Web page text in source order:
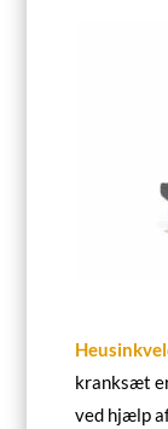
kranksæt
ved hjælp